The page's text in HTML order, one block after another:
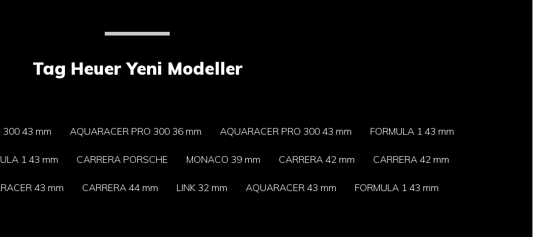
Tag Heuer Yeni Modeller
300 43 mm AQUARACER PRO 300 36 mm AQUARACER PRO 300 43 mm FORMULA 1 43 mm
1 43 mm CARRERA PORSCHE MONACO 39 mm CARRERA 42 mm CARRERA 42 mm
43 mm CARRERA 44 mm LINK 32 mm AQUARACER 43 mm FORMULA 1 43 mm